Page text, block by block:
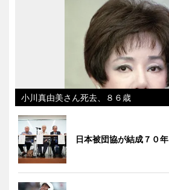
小川真由美さん死去、８６歳
日本被団協が結成７０年